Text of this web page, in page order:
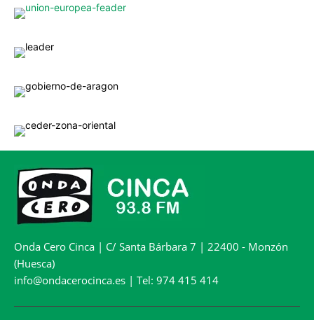
Onda Cero Cinca | C/ Santa Bárbara 7 | 22400 - Monzón
(Huesca)
info@ondacerocinca.es | Tel: 974 415 414